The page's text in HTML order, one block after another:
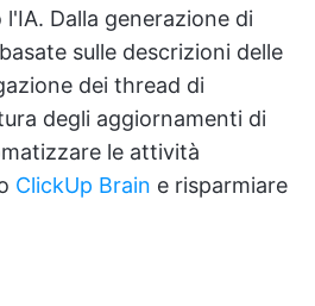
Dalla generazione di
sulle descrizioni delle
dei thread di
degli aggiornamenti di
le attività
ClickUp Brain e risparmiare